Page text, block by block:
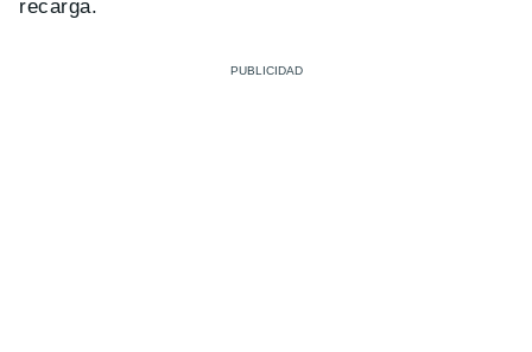
recarga.